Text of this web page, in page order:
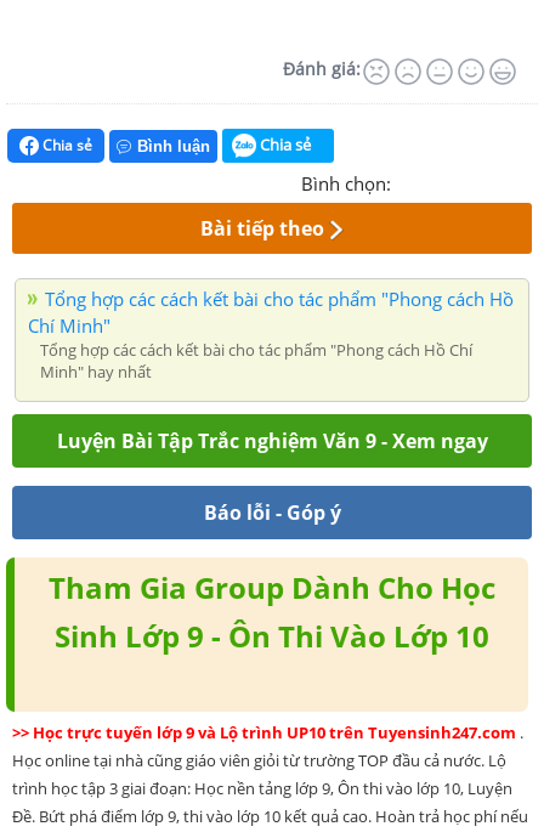
Đánh giá:
Chia sẻ Bình luận Chia sẻ
Bình chọn:
Bài tiếp theo
Tổng hợp các cách kết bài cho tác phẩm "Phong cách Hồ
Chí Minh"
Tổng hợp các cách kết bài cho tác phẩm "Phong cách Hồ Chí
Minh" hay nhất
Luyện Bài Tập Trắc nghiệm Văn 9 - Xem ngay
Báo lỗi - Góp ý
Tham Gia Group Dành Cho Học
Sinh Lớp 9 - Ôn Thi Vào Lớp 10
>> Học trực tuyến lớp 9 và Lộ trình UP10 trên Tuyensinh247.com .
Học online tại nhà cũng giáo viên giỏi từ trường TOP đầu cả nước. Lộ
trình học tập 3 giai đoạn: Học nền tảng lớp 9, Ôn thi vào lớp 10, Luyện
Đề. Bứt phá điểm lớp 9, thi vào lớp 10 kết quả cao. Hoàn trả học phí nếu